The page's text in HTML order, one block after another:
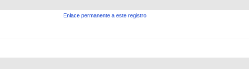
Enlace permanente a este registro